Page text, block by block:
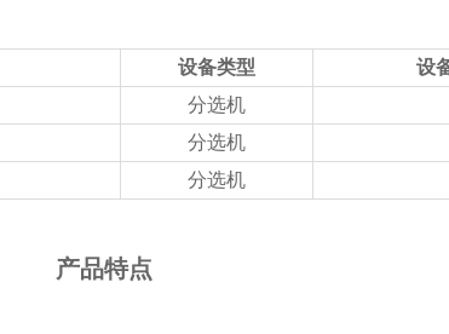
设备类型
设
分选机
分选机
分选机
产品特点